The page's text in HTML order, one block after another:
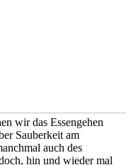
wir das Essengehen
Sauberkeit am
auch des
hin und wieder mal